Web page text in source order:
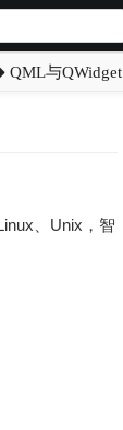
QML与QWidget
、Unix，智